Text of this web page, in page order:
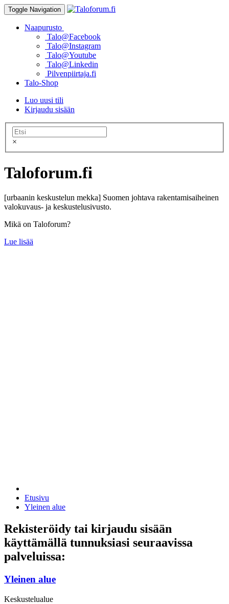
Toggle Navigation
Naapurusto
Talo@Facebook
Talo@Instagram
Talo@Youtube
Talo@Linkedin
Pilvenpiirtaja.fi
Talo-Shop
Luo uusi tili
Kirjaudu sisään
×
Taloforum.fi
[urbaanin keskustelun mekka] Suomen johtava rakentamisaiheinen
valokuvaus- ja keskustelusivusto.
Mikä on Taloforum?
Lue lisää
Etusivu
Yleinen alue
Rekisteröidy tai kirjaudu sisään
käyttämällä tunnuksiasi seuraavissa
palveluissa:
Yleinen alue
Keskustelualue